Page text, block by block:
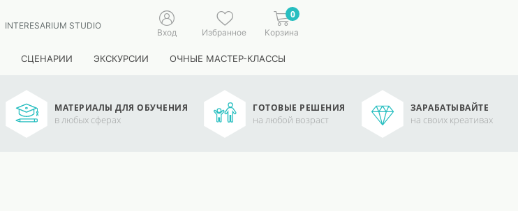
INTERESARIUM STUDIO
Вход Избранное
0
Корзина
СЦЕНАРИИ ЭКСКУРСИИ ОЧНЫЕ МАСТЕР-КЛАССЫ
МАТЕРИАЛЫ ДЛЯ ОБУЧЕНИЯ
в любых сферах
ГОТОВЫЕ РЕШЕНИЯ
на любой возраст
ЗАРАБАТЫВАЙТЕ
на своих креативах